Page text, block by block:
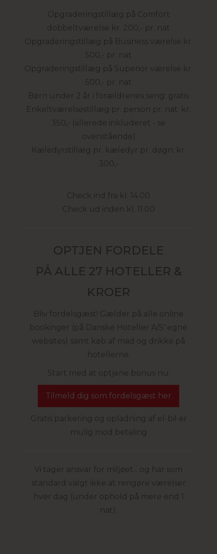
Opgraderingstillæg på Comfort
dobbeltværelse kr. 200,- pr. nat
Opgraderingstillæg på Business værelse kr.
500,- pr. nat
Opgraderingstillæg på Superior værelse kr.
500,- pr. nat
Børn under 2 år i forældrenes seng: gratis
Enkeltværelsestillæg pr. person pr. nat: kr.
350,- (allerede inkluderet - se
ovenstående)
Kæledyrstillæg pr. kæledyr pr. døgn: kr.
300,-
Check ind fra kl. 14.00
Check ud inden kl. 11.00
OPTJEN FORDELE
PÅ ALLE 27 HOTELLER &
KROER
Bliv fordelsgæst! Gælder på alle online
bookinger (på Danske Hoteller A/S' egne
websites) samt køb af mad og drikke på
hotellerne.
Start med at optjene bonus nu:
Tilmeld dig som fordelsgæst her
Gratis parkering og opladning af el-bil er
mulig mod betaling
Vi tager ansvar for miljøet... og har som
standard valgt ikke at rengøre værelser
hver dag (under ophold på mere end 1
nat).